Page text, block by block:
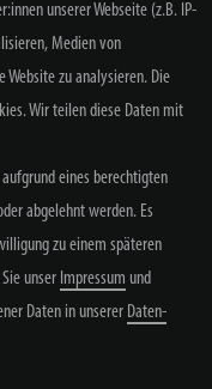
Versand
unserer Webseite (z.B. IP-
Medien von
Website zu analysieren. Die
Wir teilen diese Daten mit
eines berechtigten
abgelehnt werden. Es
zu einem späteren
unser Impressum und
Daten in unserer Daten­